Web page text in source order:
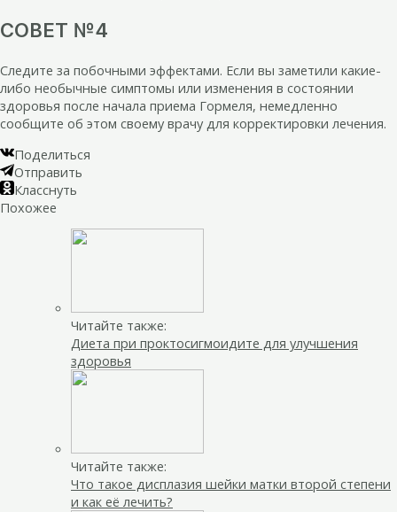
СОВЕТ №4
Следите за побочными эффектами. Если вы заметили какие-
либо необычные симптомы или изменения в состоянии
здоровья после начала приема Гормеля, немедленно
сообщите об этом своему врачу для корректировки лечения.
Поделиться
Отправить
Класснуть
Похожее
Читайте также:
Диета при проктосигмоидите для улучшения
здоровья
Читайте также:
Что такое дисплазия шейки матки второй степени
и как её лечить?